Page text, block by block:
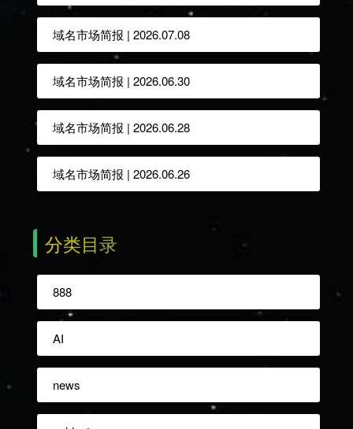
域名市场简报 | 2026.07.08
域名市场简报 | 2026.06.30
域名市场简报 | 2026.06.28
域名市场简报 | 2026.06.26
分类目录
888
AI
news